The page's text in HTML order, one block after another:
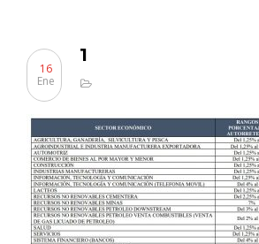
1
16
Ene